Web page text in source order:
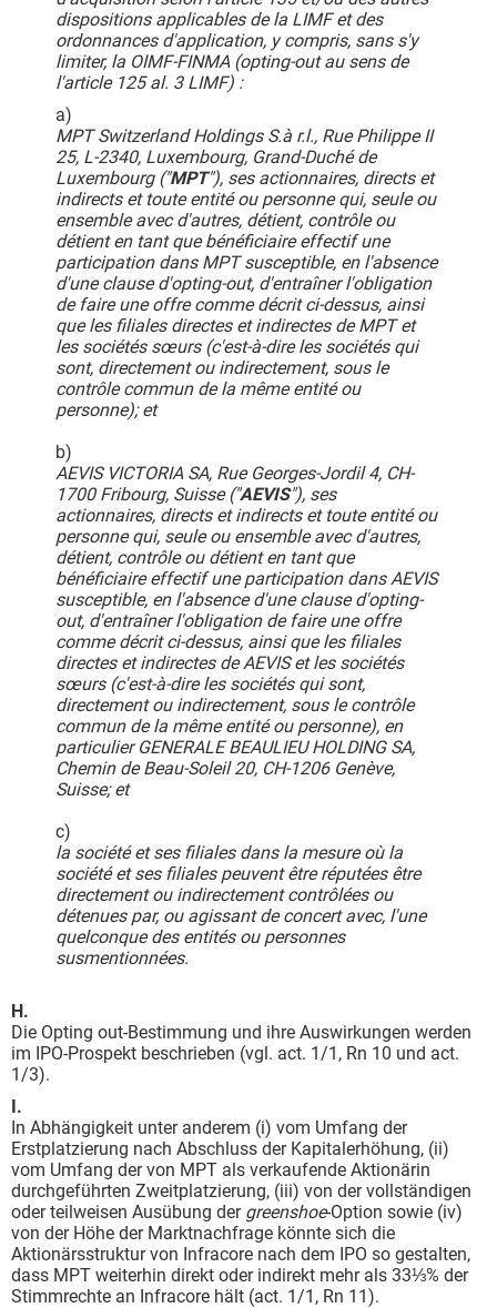
dispositions applicables de la LIMF et des
ordonnances d'application, y compris, sans s'y
limiter, la OIMF-FINMA (opting-out au sens de
l'article 125 al. 3 LIMF) :
a)
MPT Switzerland Holdings S.à r.l., Rue Philippe II
25, L-2340, Luxembourg, Grand-Duché de
Luxembourg ("MPT"), ses actionnaires, directs et
indirects et toute entité ou personne qui, seule ou
ensemble avec d'autres, détient, contrôle ou
détient en tant que bénéficiaire effectif une
participation dans MPT susceptible, en l'absence
d'une clause d'opting-out, d'entraîner l'obligation
de faire une offre comme décrit ci-dessus, ainsi
que les filiales directes et indirectes de MPT et
les sociétés sœurs (c'est-à-dire les sociétés qui
sont, directement ou indirectement, sous le
contrôle commun de la même entité ou
personne); et
b)
AEVIS VICTORIA SA, Rue Georges-Jordil 4, CH-
1700 Fribourg, Suisse ("AEVIS"), ses
actionnaires, directs et indirects et toute entité ou
personne qui, seule ou ensemble avec d'autres,
détient, contrôle ou détient en tant que
bénéficiaire effectif une participation dans AEVIS
susceptible, en l'absence d'une clause d'opting-
out, d'entraîner l'obligation de faire une offre
comme décrit ci-dessus, ainsi que les filiales
directes et indirectes de AEVIS et les sociétés
sœurs (c'est-à-dire les sociétés qui sont,
directement ou indirectement, sous le contrôle
commun de la même entité ou personne), en
particulier GENERALE BEAULIEU HOLDING SA,
Chemin de Beau-Soleil 20, CH-1206 Genève,
Suisse; et
c)
la société et ses filiales dans la mesure où la
société et ses filiales peuvent être réputées être
directement ou indirectement contrôlées ou
détenues par, ou agissant de concert avec, l'une
quelconque des entités ou personnes
susmentionnées.
H.
Die Opting out-Bestimmung und ihre Auswirkungen werden
im IPO-Prospekt beschrieben (vgl. act. 1/1, Rn 10 und act.
1/3).
I.
In Abhängigkeit unter anderem (i) vom Umfang der
Erstplatzierung nach Abschluss der Kapitalerhöhung, (ii)
vom Umfang der von MPT als verkaufende Aktionärin
durchgeführten Zweitplatzierung, (iii) von der vollständigen
oder teilweisen Ausübung der greenshoe-Option sowie (iv)
von der Höhe der Marktnachfrage könnte sich die
Aktionärsstruktur von Infracore nach dem IPO so gestalten,
dass MPT weiterhin direkt oder indirekt mehr als 33⅓% der
Stimmrechte an Infracore hält (act. 1/1, Rn 11).